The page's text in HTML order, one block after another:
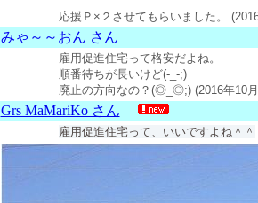
応援Ｐ×２させてもらいました。
みゃ～～おん さん
雇用促進住宅って格安だよね。
順番待ちが長いけど(-_-;)
廃止の方向なの？(◎_◎;) (2016年10
Grs MaMariKo さん
雇用促進住宅って、いいですよね＾＾